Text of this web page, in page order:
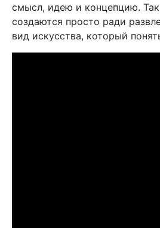
смысл, идею и концепцию.
создаются просто ради
вид искусства, который